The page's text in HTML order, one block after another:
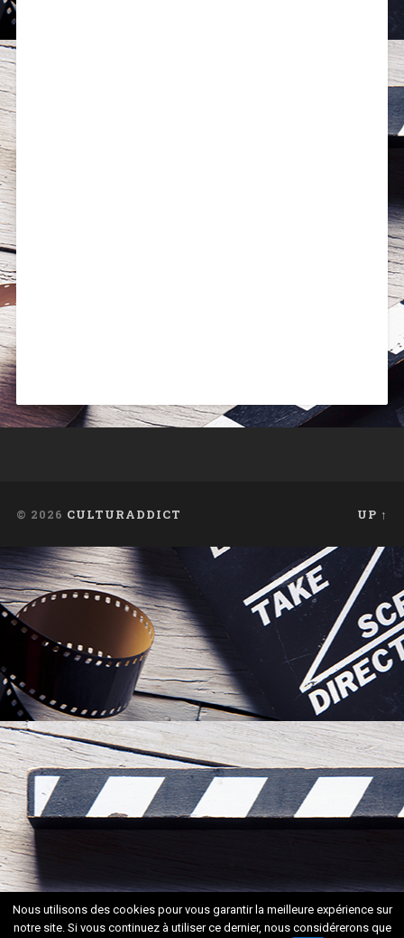
© 2026 CULTURADDICT UP ↑
Nous utilisons des cookies pour vous garantir la meilleure expérience sur
notre site. Si vous continuez à utiliser ce dernier, nous considérerons que